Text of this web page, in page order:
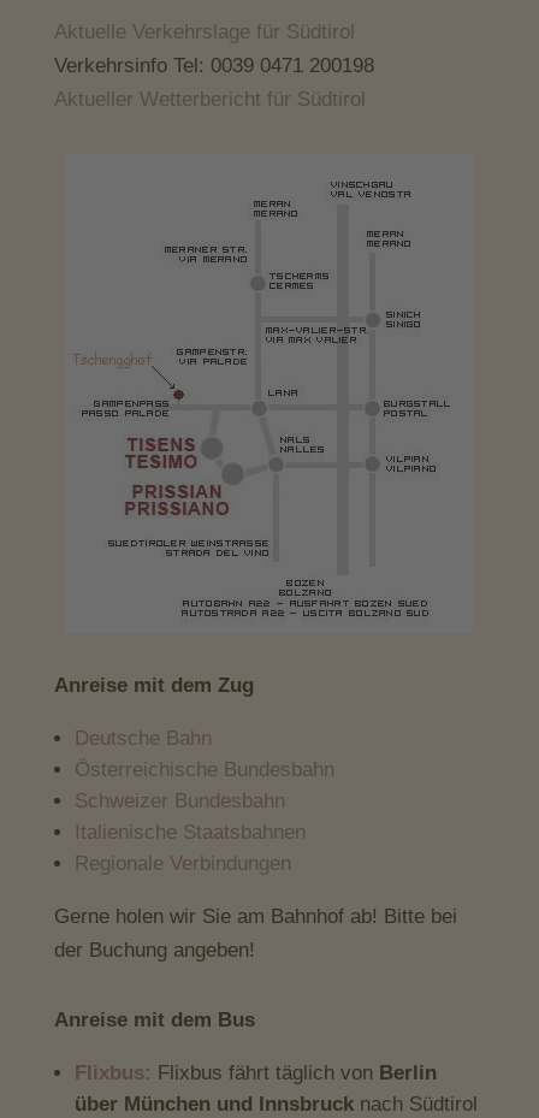
Aktuelle Verkehrslage für Südtirol
Verkehrsinfo Tel: 0039 0471 200198
Aktueller Wetterbericht für Südtirol
Anreise mit dem Zug
Deutsche Bahn
Österreichische Bundesbahn
Schweizer Bundesbahn
Italienische Staatsbahnen
Regionale Verbindungen
Gerne holen wir Sie am Bahnhof ab! Bitte bei
der Buchung angeben!
Anreise mit dem Bus
Flixbus: Flixbus fährt täglich von Berlin
über München und Innsbrucknach Südtirol